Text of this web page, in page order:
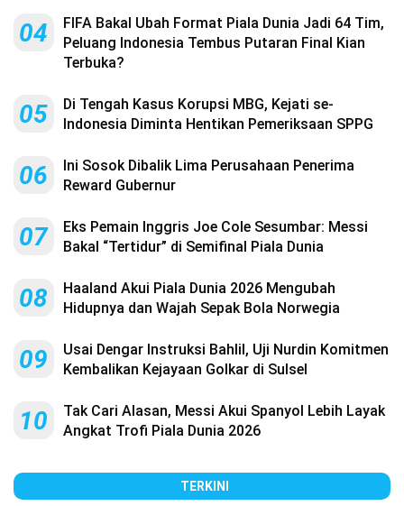
04
FIFA Bakal Ubah Format Piala Dunia Jadi 64 Tim,
Peluang Indonesia Tembus Putaran Final Kian
Terbuka?
05
Di Tengah Kasus Korupsi MBG, Kejati se-
Indonesia Diminta Hentikan Pemeriksaan SPPG
06
Ini Sosok Dibalik Lima Perusahaan Penerima
Reward Gubernur
07
Eks Pemain Inggris Joe Cole Sesumbar: Messi
Bakal “Tertidur” di Semifinal Piala Dunia
08
Haaland Akui Piala Dunia 2026 Mengubah
Hidupnya dan Wajah Sepak Bola Norwegia
09
Usai Dengar Instruksi Bahlil, Uji Nurdin Komitmen
Kembalikan Kejayaan Golkar di Sulsel
10
Tak Cari Alasan, Messi Akui Spanyol Lebih Layak
Angkat Trofi Piala Dunia 2026
TERKINI